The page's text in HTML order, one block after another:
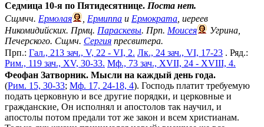
Седмица 10-я по Пятидесятнице. Поста нет.
Сщмчч. Ермолая Ермиппа и Ермократа , иереев
Никомидийских. Прмц. Параскевы. Прп. Моисея
Угрина,
Печерского. Сщмч. Сергия пресвитера.
Прп.: Гал., 213 зач., V, 22 - VI, 2. Лк., 24 зач., VI, 17-23 . Ряд.:
Рим., 119 зач., XV, 30-33. Мф., 73 зач., XVII, 24 - XVIII, 4.
Феофан Затворник. Мысли на каждый день года.
(Рим. 15, 30-33; Мф. 17, 24-18, 4). Господь платит требуемую
подать церковную и все другие порядки, и церковные и
гражданские, Он исполнял и апостолов так научил, и
апостолы потом предали тот же закон и всем христианам.